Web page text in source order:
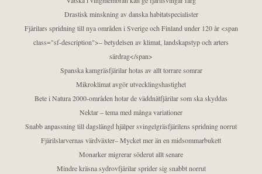
Drastisk minskning av danska habitatspecialister
Fjärilars spridning till nya områden i Sverige och Finland under 120 år <span
class="sf-description">– betydelsen av klimat, landskapstyp och arters
särdrag</span>
Spanska kamgräsfjärilar hotas av allt torrare somrar
Mikroklimat avgör utvecklingshastighet
Bete i Natura 2000-områden hotar de väddnätfjärilar som ska skyddas
Nektar – tema med många variationer
Snabb anpassning till dagslängd hjälper svingelgräsfjärilens spridning norrut
Fjärilslarvernas värdväxter– Mycket mer än en midsommarbukett
Monarker migrerar söderut allt senare
Mindre kräsna sydrovfjärilar sprider sig snabbt norrut